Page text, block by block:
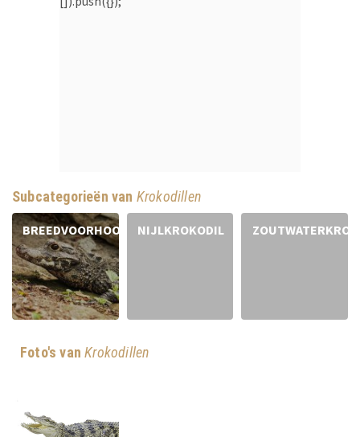
Subcategorieën van Krokodillen
BREEDVOORHOOFDKROKODIL
NIJLKROKODIL
Foto's vanKrokodillen